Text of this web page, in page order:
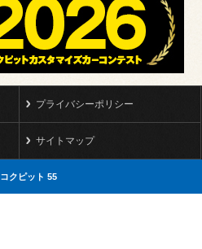
プライバシーポリシー
サイトマップ
コクピット 55